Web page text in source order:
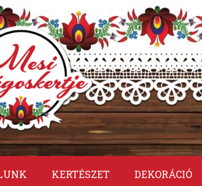
KERTÉSZET DEKORÁCIÓ